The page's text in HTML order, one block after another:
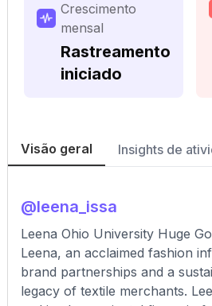
Crescimento
mensal
Rastreamento
iniciado
Visão geral Insights de
@leena_issa
Leena Ohio University Huge
Leena, an acclaimed fashion
brand partnerships and a
legacy of textile merchants.